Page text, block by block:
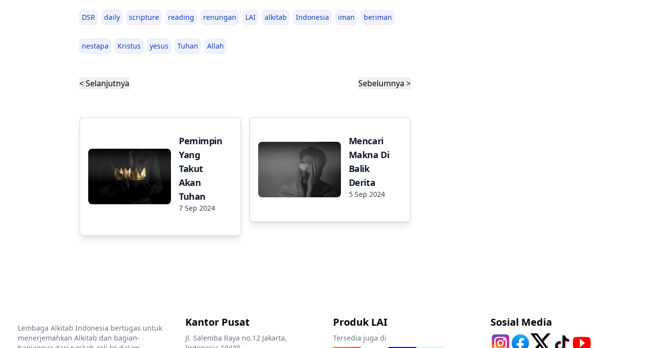
DSR daily scripture reading renungan LAI alkitab Indonesia iman beriman
nestapa Kristus yesus Tuhan Allah
< Selanjutnya Sebelumnya >
Pemimpin
Yang
Takut
Akan
Tuhan
7 Sep 2024
Mencari
Makna Di
Balik
Derita
5 Sep 2024
Lembaga Alkitab Indonesia bertugas untuk
menerjemahkan Alkitab dan bagian-
Kantor Pusat
Jl. Salemba Raya no.12 Jakarta,
Produk LAI
Tersedia juga di
Sosial Media